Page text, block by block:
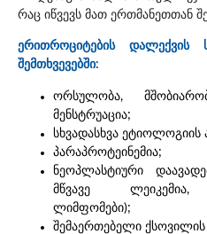
რაც იწვევს მათ ერთმანეთთან
ერითროციტების დალექვის
შემთხვევებში:
ორსულობა,
მენსტრუაცია;
სხვადასხვა ეტიოლოგიის
პარაპროტეინემია;
ნეოპლასტიური
მწვავე ლეიკემია,
ლიმფომები);
შემაერთებელი ქსოვილის